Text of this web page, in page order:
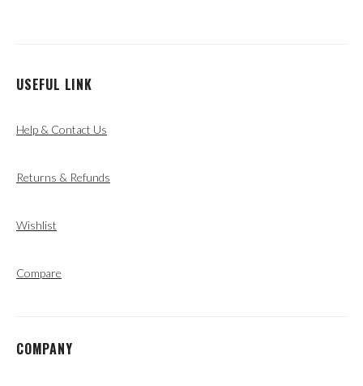
USEFUL LINK
Help & Contact Us
Returns & Refunds
Wishlist
Compare
COMPANY